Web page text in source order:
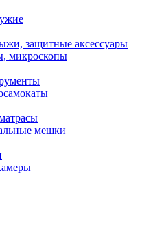
защитные аксессуары
микроскопы
мешки